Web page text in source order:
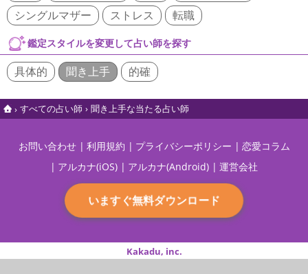
シングルマザー
ストレス 転職
鑑定スタイルを変更して占い師を探す
具体的 聞き上手 的確
すべての占い師 聞き上手な当たる占い師
お問い合わせ 利用規約 プライバシーポリシー
恋愛コラム
アルカナ(iOS)
アルカナ(Android) 運営会社
Kakadu, inc.
いますぐ無料ダウンロード